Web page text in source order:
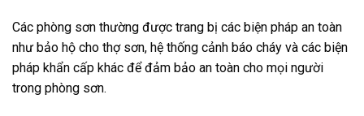
Các phòng sơn thường được trang bị các biện pháp an toàn
như bảo hộ cho thợ sơn, hệ thống cảnh báo cháy và các biện
pháp khẩn cấp khác để đảm bảo an toàn cho mọi người
trong phòng sơn.